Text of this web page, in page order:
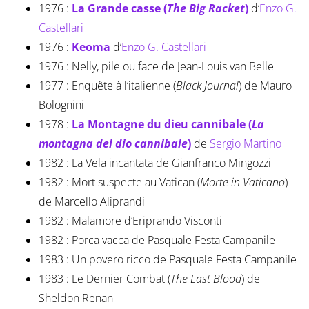
1976 : La Grande casse (The Big Racket)d’Enzo G.
Castellari
1976 : Keoma d’Enzo G. Castellari
1976 : Nelly, pile ou face de Jean-Louis van Belle
1977 : Enquête à l’italienne (Black Journal) de Mauro
Bolognini
1978 : La Montagne du dieu cannibale (La
montagna del dio cannibale) de Sergio Martino
1982 : La Vela incantata de Gianfranco Mingozzi
1982 : Mort suspecte au Vatican (Morte in Vaticano)
de Marcello Aliprandi
1982 : Malamore d’Eriprando Visconti
1982 : Porca vacca de Pasquale Festa Campanile
1983 : Un povero ricco de Pasquale Festa Campanile
1983 : Le Dernier Combat (The Last Blood) de
Sheldon Renan